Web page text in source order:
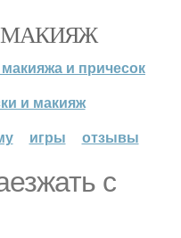
МАКИЯЖ
и причесок
и макияж
игры отзывы
с